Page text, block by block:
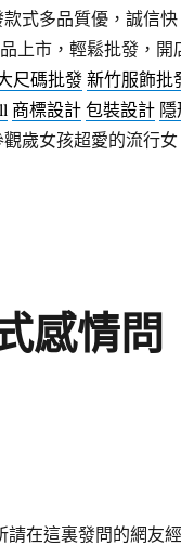
式多品質優，誠信快
上市，輕鬆批發，開
尺碼批發新竹服飾批
商標設計包裝設計
歲女孩超愛的流行女
感情問
請在這裏發問的網友經